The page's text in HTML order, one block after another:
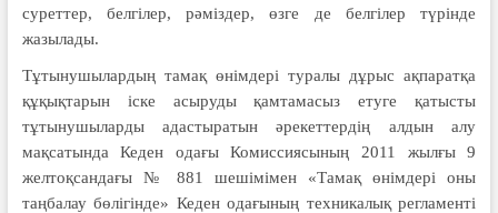
суреттер, белгілер, рәміздер, өзге де белгілер түрінде
жазылады.
Тұтынушылардың тамақ өнімдері туралы дұрыс ақпаратқа
құқықтарын іске асыруды қамтамасыз етуге қатысты
тұтынушыларды адастыратын әрекеттердің алдын алу
мақсатында Кеден одағы Комиссиясының 2011 жылғы 9
желтоқсандағы № 881 шешімімен «Тамақ өнімдері оны
таңбалау бөлігінде» Кеден одағының техникалық регламенті